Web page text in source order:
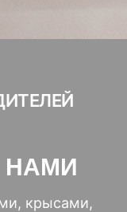
НАМИ
крысами,